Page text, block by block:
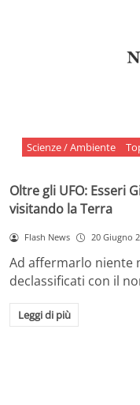
Scienze / Ambiente
Oltre gli UFO: Esseri
visitando la Terra
Flash News 20 Giugno
Ad affermarlo niente
declassificati con il
Leggi di più